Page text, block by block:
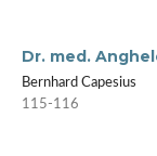
Dr. med.
Bernhard Capesius
115-116